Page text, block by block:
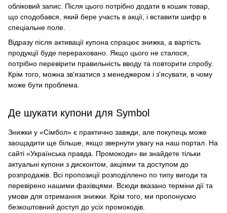
обліковий запис. Після цього потрібно додати в кошик товар,
що сподобався, який бере участь в акції, і вставити шифр в
спеціальне поле.
Відразу після активації купона спрацює знижка, а вартість
продукції буде перераховано. Якщо цього не сталося,
потрібно перевірити правильність вводу та повторити спробу.
Крім того, можна зв'язатися з менеджером і з'ясувати, в чому
може бути проблема.
Де шукати купони для Symbol
Знижки у «Сімбол» є практично завжди, але покупець може
заощадити ще більше, якщо звернути увагу на наш портал. На
сайті «Українська правда. Промокоди» ви знайдете тільки
актуальні купони з дисконтом, акціями та доступом до
розпродажів. Всі пропозиції розподіллено по типу вигоди та
перевірено нашими фахівцями. Всюди вказано терміни дії та
умови для отримання знижки. Крім того, ми пропонуємо
безкоштовний доступ до усіх промокодів.